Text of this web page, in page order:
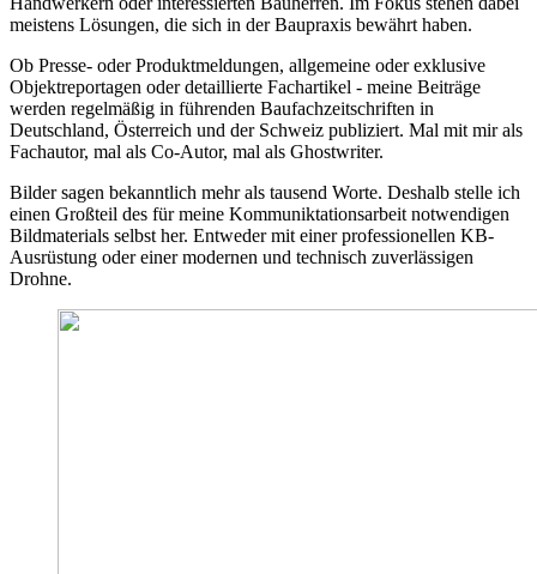
meistens Lösungen, die sich in der Baupraxis bewährt haben.
Ob Presse- oder Produktmeldungen, allgemeine oder exklusive
Objektreportagen oder detaillierte Fachartikel - meine Beiträge
werden regelmäßig in führenden Baufachzeitschriften in
Deutschland, Österreich und der Schweiz publiziert. Mal mit mir als
Fachautor, mal als Co-Autor, mal als Ghostwriter.
Bilder sagen bekanntlich mehr als tausend Worte. Deshalb stelle ich
einen Großteil des für meine Kommuniktationsarbeit notwendigen
Bildmaterials selbst her. Entweder mit einer professionellen KB-
Ausrüstung oder einer modernen und technisch zuverlässigen
Drohne.